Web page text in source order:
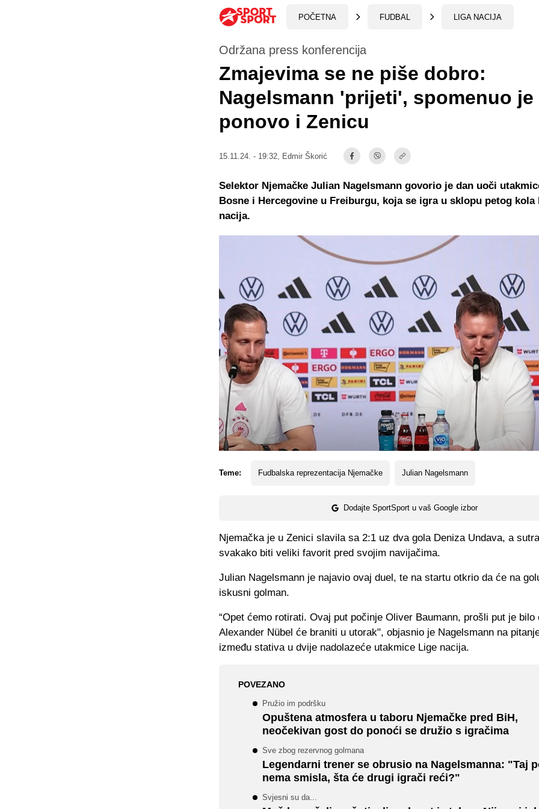
POČETNA FUDBAL LIGA NACIJA
Održana press konferencija
Zmajevima se ne piše dobro:
Nagelsmann 'prijeti', spomenuo je
ponovo i Zenicu
15.11.24. - 19:32, Edmir Škorić
Teme: Fudbalska reprezentacija Njemačke Julian Nagelsmann
Dodajte SportSport u vaš Google izbor
Selektor Njemačke Julian Nagelsmann govorio je dan uoči
Bosne i Hercegovine u Freiburgu, koja se igra u sklopu petog kola
nacija.
Njemačka je u Zenici slavila sa 2:1 uz dva gola Deniza Undava, a
svakako biti veliki favorit pred svojim navijačima.
Julian Nagelsmann je najavio ovaj duel, te na startu otkrio da će na
iskusni golman.
“Opet ćemo rotirati. Ovaj put počinje Oliver Baumann, prošli put je bilo
Alexander Nübel će braniti u utorak", objasnio je Nagelsmann na
između stativa u dvije nadolazeće utakmice Lige nacija.
POVEZANO
Pružio im podršku
Opuštena atmosfera u taboru Njemačke pred BiH,
neočekivan gost do ponoći se družio s igračima
Sve zbog rezervnog golmana
Legendarni trener se obrusio na Nagelsmanna: "Taj
nema smisla, šta će drugi igrači reći?"
Svjesni su da...